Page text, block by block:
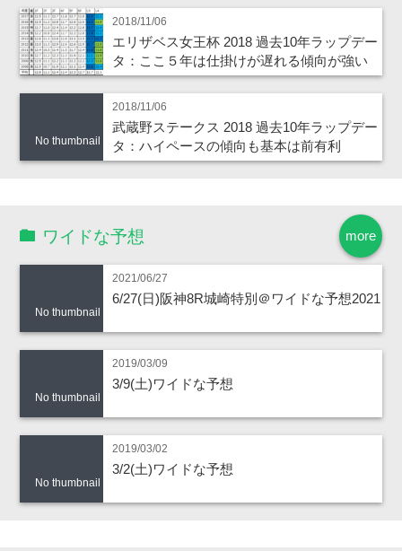
2018/11/06
エリザベス女王杯 2018 過去10年ラップデー
タ：ここ５年は仕掛けが遅れる傾向が強い
No thumbnail
2018/11/06
武蔵野ステークス 2018 過去10年ラップデー
タ：ハイペースの傾向も基本は前有利
more
ワイドな予想
No thumbnail
2021/06/27
6/27(日)阪神8R城崎特別＠ワイドな予想2021
No thumbnail
2019/03/09
3/9(土)ワイドな予想
No thumbnail
2019/03/02
3/2(土)ワイドな予想